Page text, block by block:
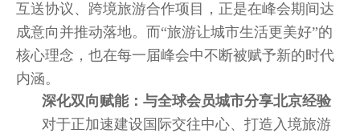
互送协议、跨境旅游合作项目，正是在峰会期间达
成意向并推动落地。而“旅游让城市生活更美好”的
核心理念，也在每一届峰会中不断被赋予新的时代
内涵。
深化双向赋能：与全球会员城市分享北京经验
对于正加速建设国际交往中心、打造入境旅游